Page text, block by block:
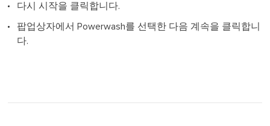
다시 시작을 클릭합니다.
팝업상자에서 Powerwash를 선택한 다음 계속을 클릭합니
다.